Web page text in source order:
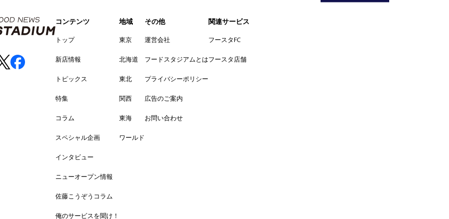
No.10ン。大分の繁盛店がわずか2年で東京
コンテンツ
トップ
新店情報
トピックス
特集
コラム
スペシャル企画
インタビュー
ニューオープン情報
佐藤こうぞうコラム
俺のサービスを聞け！
地域
東京
北海道
東北
関西
東海
ワールド
その他
運営会社
フードスタジアムとは
プライバシーポリシー
広告のご案内
お問い合わせ
関連サービス
フースタFC
フースタ店舗